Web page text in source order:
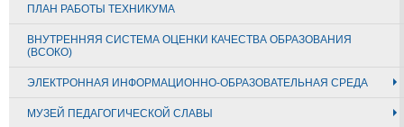
ПЛАН РАБОТЫ ТЕХНИКУМА
ВНУТРЕННЯЯ СИСТЕМА ОЦЕНКИ КАЧЕСТВА ОБРАЗОВАНИЯ
(ВСОКО)
ЭЛЕКТРОННАЯ ИНФОРМАЦИОННО-ОБРАЗОВАТЕЛЬНАЯ СРЕДА
МУЗЕЙ ПЕДАГОГИЧЕСКОЙ СЛАВЫ